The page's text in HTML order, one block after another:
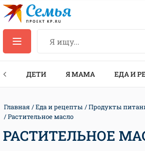
ДЕТИ Я МАМА ЕДА И
Главная Еда и рецепты
Продукты
Растительное масло
РАСТИТЕЛЬНОЕ